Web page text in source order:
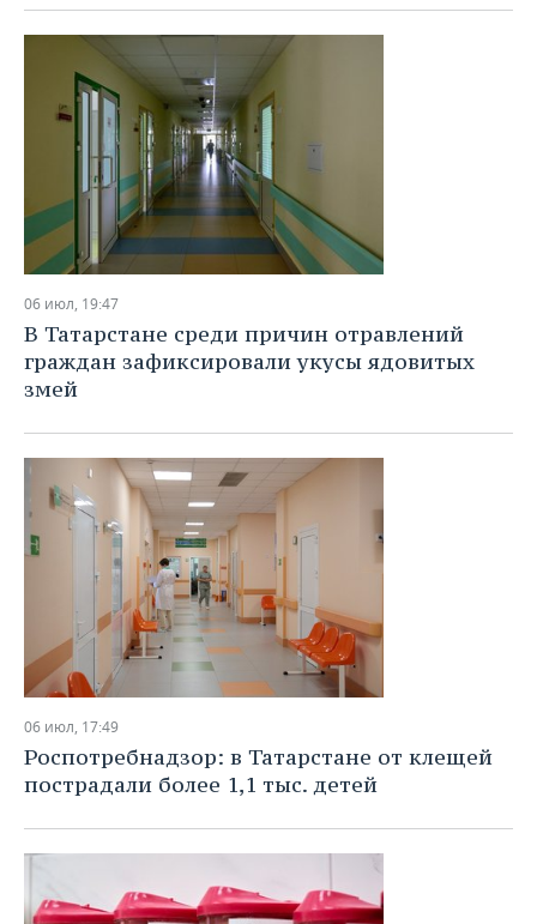
06 июл, 19:47
В Татарстане среди причин отравлений
граждан зафиксировали укусы ядовитых
змей
06 июл, 17:49
Роспотребнадзор: в Татарстане от клещей
пострадали более 1,1 тыс. детей